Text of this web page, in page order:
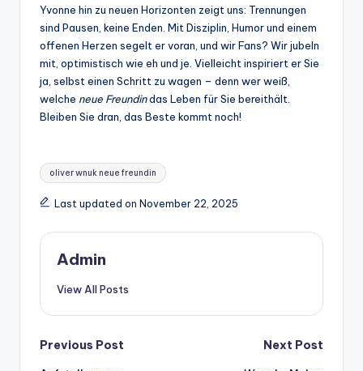
Yvonne hin zu neuen Horizonten zeigt uns: Trennungen
sind Pausen, keine Enden. Mit Disziplin, Humor und einem
offenen Herzen segelt er voran, und wir Fans? Wir jubeln
mit, optimistisch wie eh und je. Vielleicht inspiriert er Sie
ja, selbst einen Schritt zu wagen – denn wer weiß,
welche neue Freundindas Leben für Sie bereithält.
Bleiben Sie dran, das Beste kommt noch!
Tags:
oliver wnuk neue freundin
Last updated on November 22, 2025
Admin
View All Posts
Post
Previous Post
Next Post